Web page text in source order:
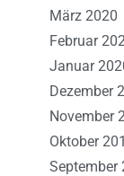
März 2020
Februar
Januar
Dezember
November
Oktober
September